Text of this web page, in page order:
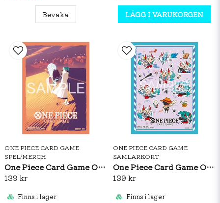
Bevaka LÄGG I VARUKORGEN
ONE PIECE CARD GAME
SPEL/MERCH
One Piece Card Game Official Sleeves: Nefeltari Vivi Vol.5
139 kr
Finns i lager
ONE PIECE CARD GAME
SAMLARKORT
One Piece Card Game Official Sleeves: Yamato Vol.15
139 kr
Finns i lager